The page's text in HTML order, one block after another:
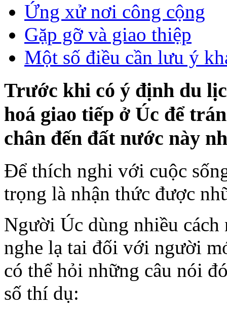
Ứng xử nơi công cộng
Gặp gỡ và giao thiệp
Một số điều cần lưu ý
Trước khi có ý định du
hoá giao tiếp ở Úc để
chân đến đất nước này
Để thích nghi với cuộc
trọng là nhận thức được
Người Úc dùng nhiều
nghe lạ tai đối với người
có thể hỏi những câu nói
số thí dụ: